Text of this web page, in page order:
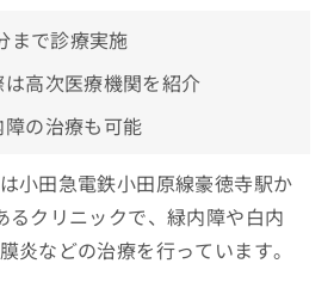
まで診療実施
高次医療機関を紹介
の治療も可能
小田急電鉄小田原線豪徳寺駅か
るクリニックで、緑内障や白内
炎などの治療を行っています。